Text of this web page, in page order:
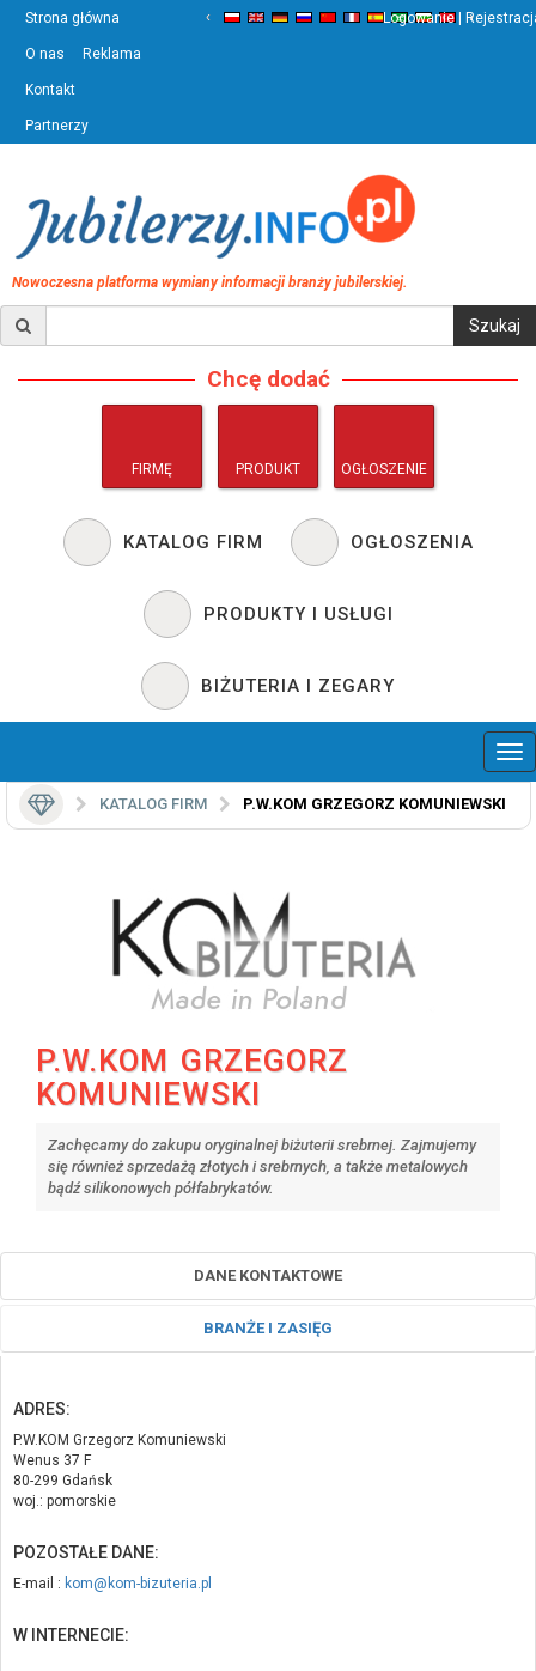
Strona główna
O nas Reklama
Kontakt
Partnerzy
‹ ›
Logowanie |
Nowoczesna platforma wymiany informacji branży jubilerskiej.
Chcę dodać
FIRMĘ PRODUKT OGŁOSZENIE
KATALOG FIRM OGŁOSZENIA
PRODUKTY I USŁUGI
BIŻUTERIA I ZEGARY
KATALOG FIRM P.W.KOM GRZEGORZ KOMUNIEWSKI
P.W.KOM GRZEGORZ
KOMUNIEWSKI
Zachęcamy do zakupu oryginalnej biżuterii srebrnej. Zajmujemy
się również sprzedażą złotych i srebrnych, a także metalowych
bądź silikonowych półfabrykatów.
DANE KONTAKTOWE
BRANŻE I ZASIĘG
ADRES:
P.W.KOM Grzegorz Komuniewski
Wenus 37 F
80-299 Gdańsk
woj.: pomorskie
POZOSTAŁE DANE:
E-mail : kom@kom-bizuteria.pl
W INTERNECIE: